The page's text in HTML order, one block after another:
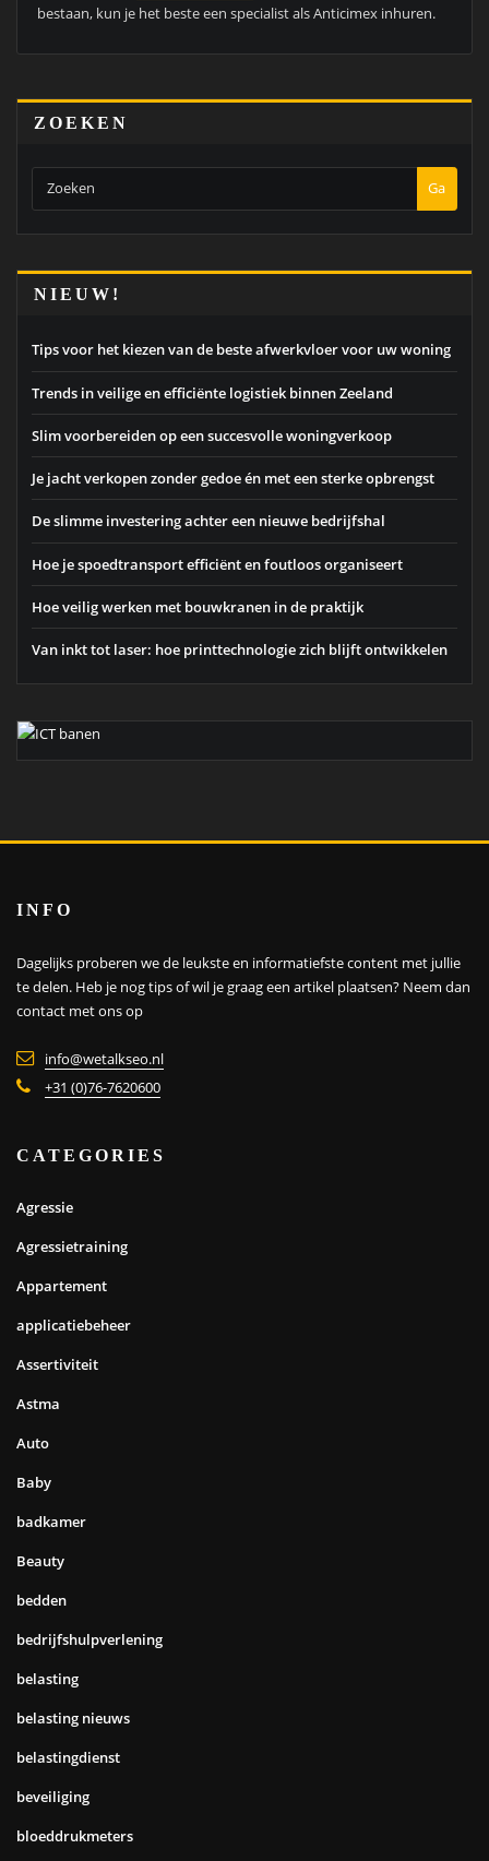
bestaan, kun je het beste een specialist als Anticimex inhuren.
ZOEKEN
Ga
NIEUW!
Tips voor het kiezen van de beste afwerkvloer voor uw woning
Trends in veilige en efficiënte logistiek binnen Zeeland
Slim voorbereiden op een succesvolle woningverkoop
Je jacht verkopen zonder gedoe én met een sterke opbrengst
De slimme investering achter een nieuwe bedrijfshal
Hoe je spoedtransport efficiënt en foutloos organiseert
Hoe veilig werken met bouwkranen in de praktijk
Van inkt tot laser: hoe printtechnologie zich blijft ontwikkelen
INFO
Dagelijks proberen we de leukste en informatiefste content met jullie
te delen. Heb je nog tips of wil je graag een artikel plaatsen? Neem dan
contact met ons op
info@wetalkseo.nl
+31 (0)76-7620600
CATEGORIES
Agressie
Agressietraining
Appartement
applicatiebeheer
Assertiviteit
Astma
Auto
Baby
badkamer
Beauty
bedden
bedrijfshulpverlening
belasting
belasting nieuws
belastingdienst
beveiliging
bloeddrukmeters